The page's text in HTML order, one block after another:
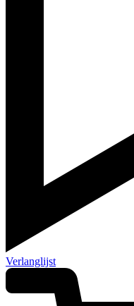
Verlanglijst